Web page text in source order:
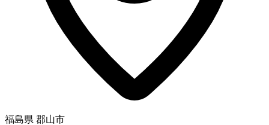
福島県 郡山市